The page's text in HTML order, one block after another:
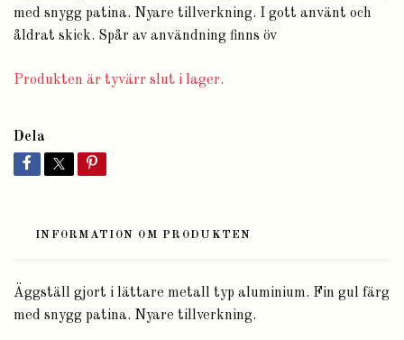
med snygg patina. Nyare tillverkning. I gott använt och
åldrat skick. Spår av användning finns öv
Produkten är tyvärr slut i lager.
Dela
INFORMATION OM PRODUKTEN
Äggställ gjort i lättare metall typ aluminium. Fin gul färg
med snygg patina. Nyare tillverkning.